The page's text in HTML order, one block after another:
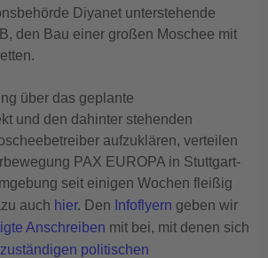
Diyanet unterstehende
den Bau einer großen Moschee mit
über das geplante
und den dahinter stehenden
aufzuklären, verteilen
PAX EUROPA in Stuttgart-
seit einigen Wochen fleißig
auch hier. Den Infoflyern geben wir
Anschreiben mit bei, mit denen sich
zuständigen politischen